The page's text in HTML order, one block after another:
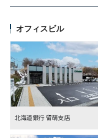
オフィスビル
北海道銀行 留萌支店